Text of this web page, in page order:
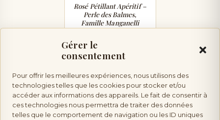
Gérer le
consentement
Pour offrir les meilleures expériences, nous utilisons des
technologies telles que les cookies pour stocker et/ou
accéder aux informations des appareils. Le fait de consentir à
ces technologies nous permettra de traiter des données
telles que le comportement de navigation ou les ID uniques
PÉTILLANT & TENDRE
Rosé Pétillant Apéritif –
Perle des Balmes,
Famille Manganelli
PANIER